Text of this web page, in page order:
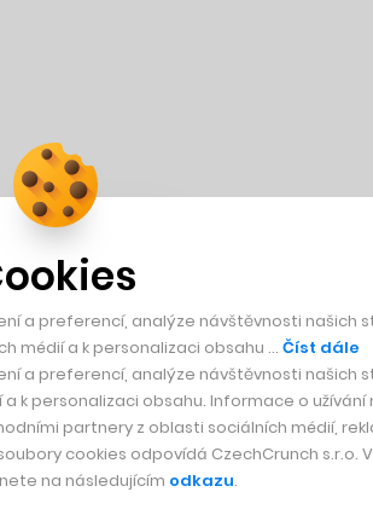
a preferencí, analýze návštěvnosti našich
médií a k personalizaci obsahu … Číst dále
a preferencí, analýze návštěvnosti našich
k personalizaci obsahu. Informace o užívání
partnery z oblasti sociálních médií,
cookies odpovídá CzechCrunch s.r.o.
na následujícím odkazu.